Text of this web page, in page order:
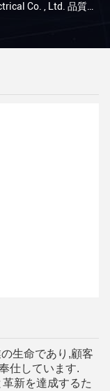
Zhongshan Moreneng Lighting & Electrical Co. , Ltd. 品質管理
生命であり,顧客
仕しています.
新を達成するた